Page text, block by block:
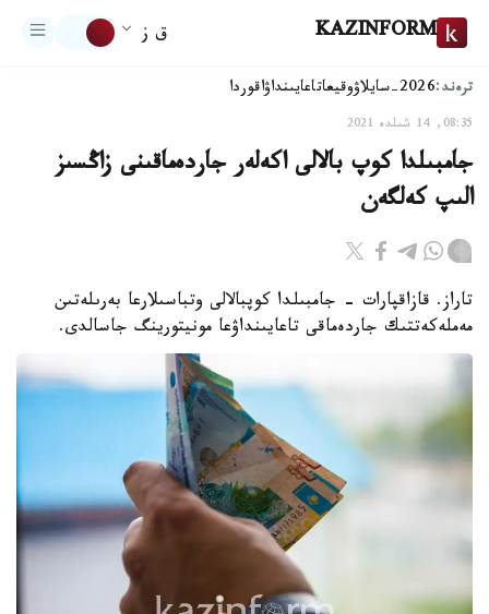
KAZINFORM ق ز
ترەند:2026-سايلاۋ وقيعاتاعايىنداۋاقوردا
08:35, 14 شىلدە 2021
جامبىلدا كوپ بالالى اكەلەر جاردەماقىنى زاڭسىز
الىپ كەلگەن
تاراز. قازاقپارات - جامبىلدا كوپبالالى وتباسىلارعا بەرىلەتىن
مەملەكەتتىك جاردەماقى تاعايىنداۋعا مونيتورينگ جاسالدى.